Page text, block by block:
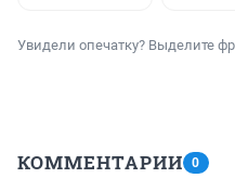
Увидели опечатку? Выделите
КОММЕНТАРИИ 0